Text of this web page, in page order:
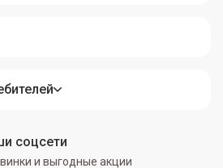
соцсети
и выгодные акции